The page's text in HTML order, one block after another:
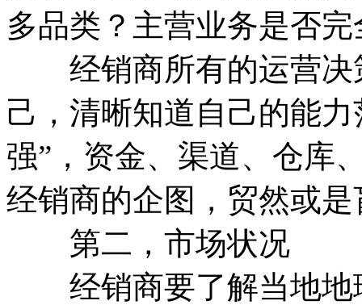
多品类？主营业务是否
经销商所有的运营决
己，清晰知道自己的能
强”，资金、渠道、仓库
经销商的企图，贸然或
第二，市场状况
经销商要了解当地地